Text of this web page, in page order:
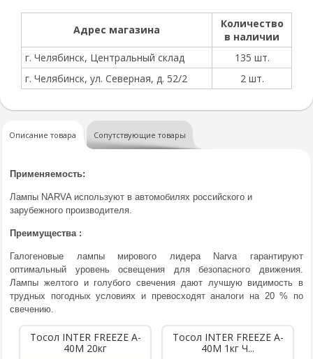
Адрес магазина
Количество
в наличии
г. Челябинск, Центральный склад
135 шт.
г. Челябинск, ул. Северная, д. 52/2
2 шт.
Описание товара Сопутствующие товары
Применяемость:
Лампы NARVA используют в автомобилях российского и
зарубежного производителя.
Преимущества :
Галогеновые лампы мирового лидера Narva гарантируют
оптимальный уровень освещения для безопасного движения.
Лампы желтого и голубого свечения дают лучшую видимость в
трудных погодных условиях и превосходят аналоги на 20 % по
свечению.
Тосол INTER FREEZE A-
40M 20кг
Тосол INTER FREEZE A-
40M 1кг Ч...